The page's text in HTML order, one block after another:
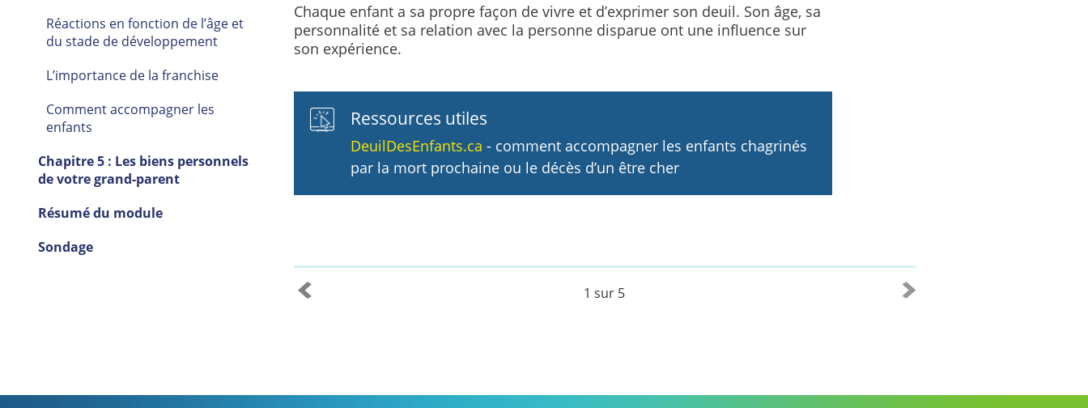
Réactions en fonction de l’âge et
du stade de développement
L’importance de la franchise
Comment accompagner les
enfants
Chapitre 5 : Les biens personnels
de votre grand-parent
Résumé du module
Sondage
Chaque enfant a sa propre façon de vivre et d’exprimer son deuil. Son âge, sa
personnalité et sa relation avec la personne disparue ont une influence sur
son expérience.
Ressources utiles
DeuilDesEnfants.ca - comment accompagner les enfants chagrinés
par la mort prochaine ou le décès d’un être cher
1 sur 5